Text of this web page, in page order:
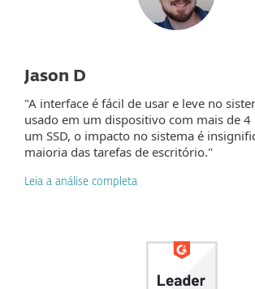
Jason D
"A interface é fácil de usar e leve no
usado em um dispositivo com mais de 4
um SSD, o impacto no sistema é
maioria das tarefas de escritório."
Leia a análise completa